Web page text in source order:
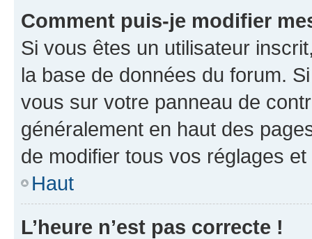
Comment puis-je modifier
Si vous êtes un utilisateur
la base de données du forum.
vous sur votre panneau de
généralement en haut des
de modifier tous vos réglages
Haut
L’heure n’est pas correcte !